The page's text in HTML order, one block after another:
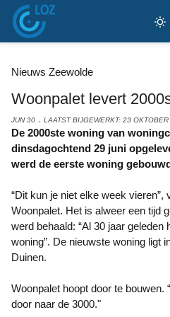
Nieuws Zeewolde
Woonpalet levert
JUN 30 LAATST BIJGEWERKT: 23
De 2000ste woning van woningcorporatie Woonpalet is
dinsdagochtend 29 juni
werd de eerste woning
“Dit kun je niet elke week
Woonpalet. Het is alweer een tijd
werd behaald: “Al 30 jaar geleden
woning”. De nieuwste woning ligt
Duinen.
Woonpalet hoopt door te bouwen.
door naar de 3000."